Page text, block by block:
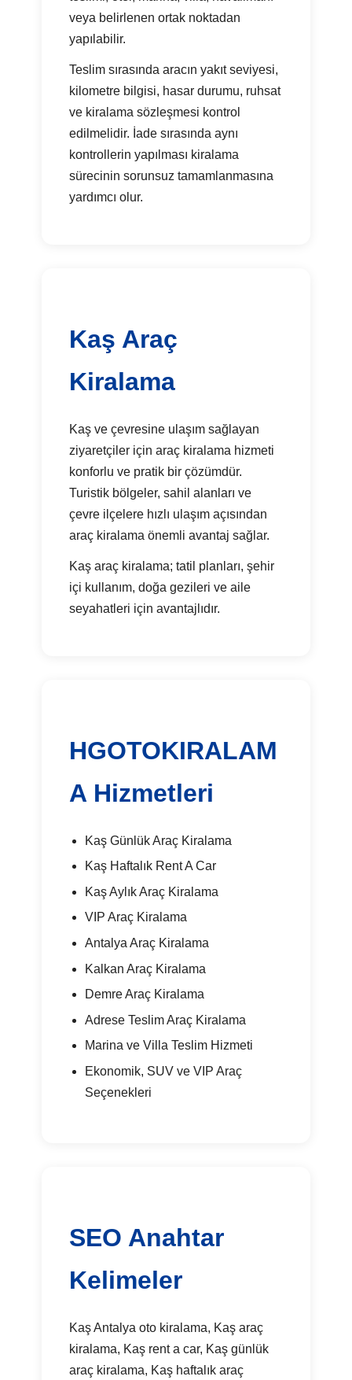
veya belirlenen ortak noktadan
yapılabilir.
Teslim sırasında aracın yakıt seviyesi,
kilometre bilgisi, hasar durumu, ruhsat
ve kiralama sözleşmesi kontrol
edilmelidir. İade sırasında aynı
kontrollerin yapılması kiralama
sürecinin sorunsuz tamamlanmasına
yardımcı olur.
Kaş Araç
Kiralama
Kaş ve çevresine ulaşım sağlayan
ziyaretçiler için araç kiralama hizmeti
konforlu ve pratik bir çözümdür.
Turistik bölgeler, sahil alanları ve
çevre ilçelere hızlı ulaşım açısından
araç kiralama önemli avantaj sağlar.
Kaş araç kiralama; tatil planları, şehir
içi kullanım, doğa gezileri ve aile
seyahatleri için avantajlıdır.
HGOTOKIRALAM
A Hizmetleri
Kaş Günlük Araç Kiralama
Kaş Haftalık Rent A Car
Kaş Aylık Araç Kiralama
VIP Araç Kiralama
Antalya Araç Kiralama
Kalkan Araç Kiralama
Demre Araç Kiralama
Adrese Teslim Araç Kiralama
Marina ve Villa Teslim Hizmeti
Ekonomik, SUV ve VIP Araç
Seçenekleri
SEO Anahtar
Kelimeler
Kaş Antalya oto kiralama, Kaş araç
kiralama, Kaş rent a car, Kaş günlük
araç kiralama, Kaş haftalık araç